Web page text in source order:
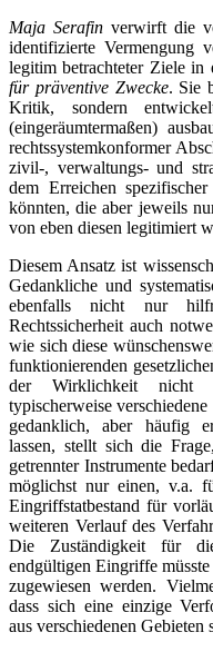
Maja Serafin verwirft die
identifizierte Vermengung
legitim betrachteter Ziele in
für präventive Zwecke. Sie
Kritik, sondern
(eingeräumtermaßen)
rechtssystemkonformer
zivil-, verwaltungs- und
dem Erreichen
könnten, die aber jeweils
von eben diesen legitimiert
Diesem Ansatz ist
Gedankliche und
ebenfalls nicht nur
Rechtssicherheit auch
wie sich diese
funktionierenden
der Wirklichkeit nicht
typischerweise
gedanklich, aber häufig
lassen, stellt sich die
getrennter Instrumente
möglichst nur einen, v.a.
Eingriffstatbestand für
weiteren Verlauf des
Die Zuständigkeit für
endgültigen Eingriffe
zugewiesen werden.
dass sich eine einzige
aus verschiedenen Gebieten